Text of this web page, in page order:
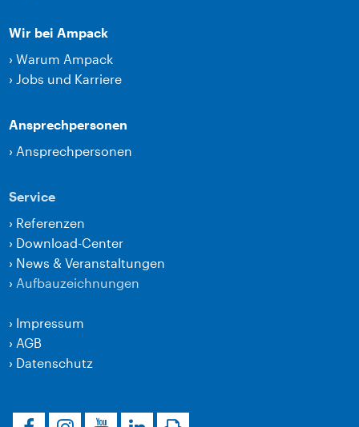
Wir bei Ampack
›Warum Ampack
› Jobs und Karriere
Ansprechpersonen
› Ansprechpersonen
Service
› Referenzen
› Download-Center
› News & Veranstaltungen
› Aufbauzeichnungen
› Impressum
› AGB
› Datenschutz